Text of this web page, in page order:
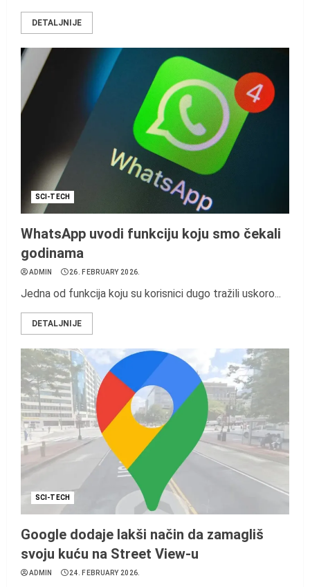
DETALJNIJE
SCI-TECH
WhatsApp uvodi funkciju koju smo čekali
godinama
ADMIN 26. FEBRUARY 2026.
Jedna od funkcija koju su korisnici dugo tražili uskoro...
DETALJNIJE
SCI-TECH
Google dodaje lakši način da zamagliš
svoju kuću na Street View-u
ADMIN 24. FEBRUARY 2026.